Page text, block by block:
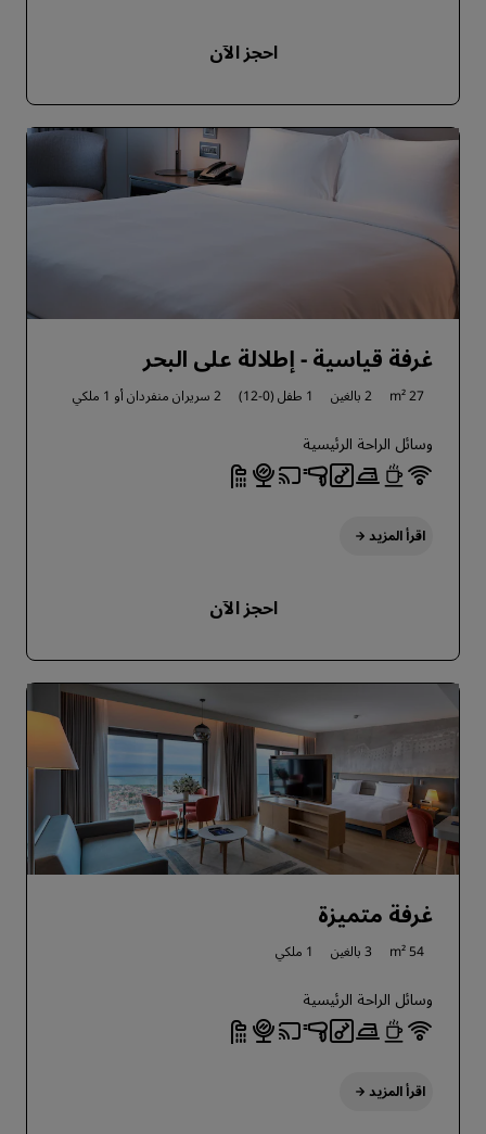
احجز الآن
غرفة قياسية - إطلالة على البحر
27 m² 2 بالغين 1 طفل (0-12) 2 سريران منفردان أو 1 ملكي
وسائل الراحة الرئيسية
اقرأ المزيد
احجز الآن
غرفة متميزة
54 m² 3 بالغين 1 ملكي
وسائل الراحة الرئيسية
اقرأ المزيد